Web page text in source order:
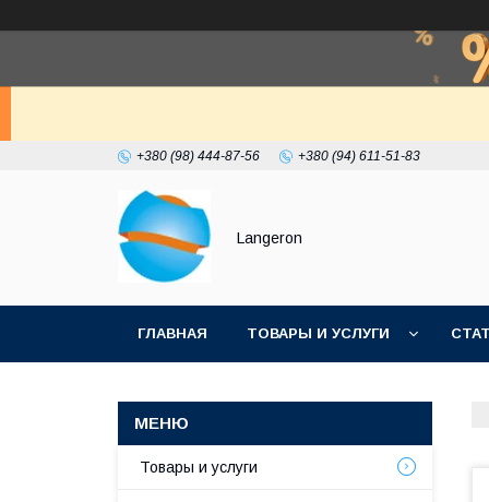
+380 (98) 444-87-56 +380 (94) 611-51-83
Langeron
ГЛАВНАЯ ТОВАРЫ И УСЛУГИ
Товары и услуги